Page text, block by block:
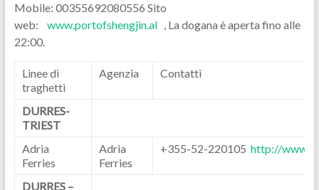
Mobile: 00355692080556 Sito
web:
www.portofshengjin.al, La dogana è aperta fino alle
22:00.
Linee di
traghetti
Agenzia Contatti
DURRES-
TRIEST
Adria
Ferries
Adria
Ferries
+355-52-220105 http://
DURRES –